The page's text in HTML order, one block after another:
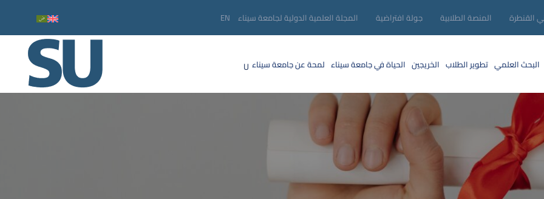
القنطرة المنصة الطلابية جولة افتراضية المجلة العلمية الدولية لجامعة سيناء EN
البحث العلمي تطوير الطلاب الخريجين الحياة في جامعة سيناء لمحة عن جامعة سيناء